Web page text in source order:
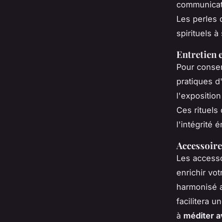
Les perles
spirituels à
Entretien
Pour
pratiques
Ces rituels
l'intégrité
Les
enrichir
harmonisé
facilitera
à méditer